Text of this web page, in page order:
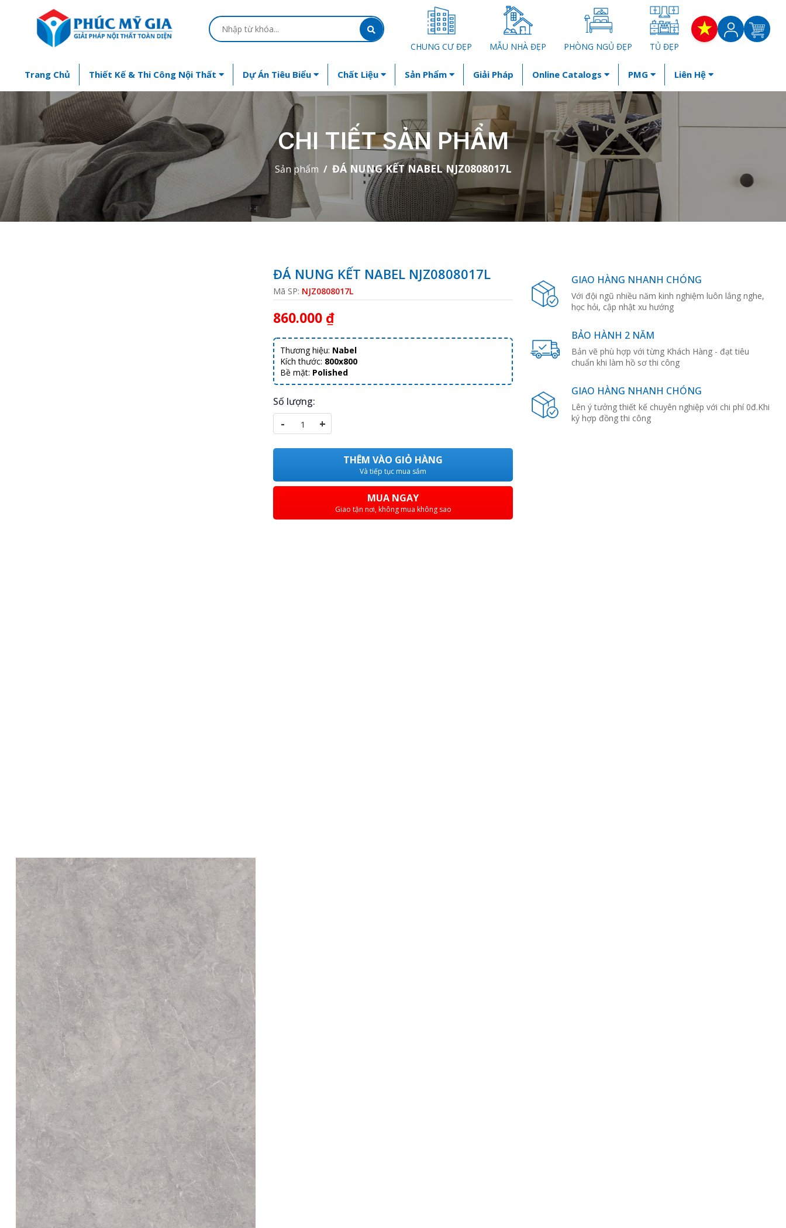
CHUNG CƯ ĐẸP MẪU NHÀ ĐẸP PHÒNG NGỦ ĐẸP TỦ ĐẸP
Trang Chủ Thiết Kế & Thi Công Nội Thất Dự Án Tiêu Biểu Chất Liệu Sản Phẩm Giải Pháp Online Catalogs PMG Liên Hệ
CHI TIẾT SẢN PHẨM
Sản phẩm ĐÁ NUNG KẾT NABEL NJZ0808017L
ĐÁ NUNG KẾT NABEL NJZ0808017L
Mã SP: NJZ0808017L
860.000 ₫
Thương hiệu: Nabel
Kích thước: 800x800
Bề mặt: Polished
Số lượng:
- +
THÊM VÀO GIỎ HÀNG
Và tiếp tục mua sắm
MUA NGAY
Giao tận nơi, không mua không sao
GIAO HÀNG NHANH CHÓNG
Với đội ngũ nhiều năm kinh nghiệm luôn lắng nghe,
học hỏi, cập nhật xu hướng
BẢO HÀNH 2 NĂM
Bản vẽ phù hợp với từng Khách Hàng - đạt tiêu
chuẩn khi làm hồ sơ thi công
GIAO HÀNG NHANH CHÓNG
Lên ý tưởng thiết kế chuyên nghiệp với chi phí 0đ.Khi
ký hợp đồng thi công